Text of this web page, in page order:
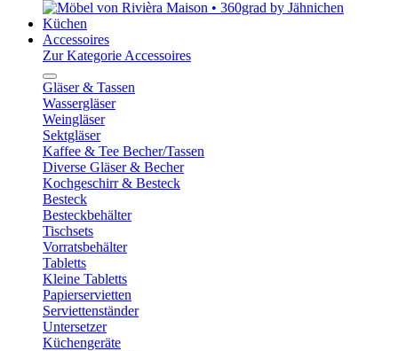
Küchen
Accessoires
Zur Kategorie Accessoires
Gläser & Tassen
Wassergläser
Weingläser
Sektgläser
Kaffee & Tee Becher/Tassen
Diverse Gläser & Becher
Kochgeschirr & Besteck
Besteck
Besteckbehälter
Tischsets
Vorratsbehälter
Tabletts
Kleine Tabletts
Papierservietten
Serviettenständer
Untersetzer
Küchengeräte